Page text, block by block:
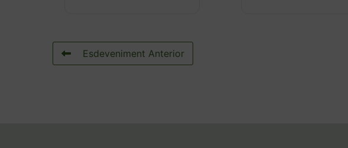
Esdeveniment Anterior